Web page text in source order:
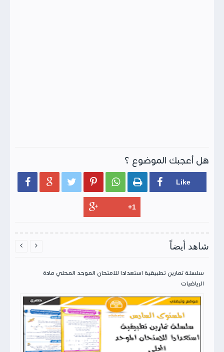
هل أعجبك الموضوع ؟
     
شاهد أيضاً
سلسلة تمارين تطبيقية استعدادا للامتحان الموحد المحلي مادة
الرياضيات
 